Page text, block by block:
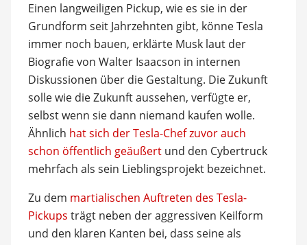
Einen langweiligen Pickup, wie es sie in der
Grundform seit Jahrzehnten gibt, könne Tesla
immer noch bauen, erklärte Musk laut der
Biografie von Walter Isaacson in internen
Diskussionen über die Gestaltung. Die Zukunft
solle wie die Zukunft aussehen, verfügte er,
selbst wenn sie dann niemand kaufen wolle.
Ähnlich hat sich der Tesla-Chef zuvor auch
schon öffentlich geäußertund den Cybertruck
mehrfach als sein Lieblingsprojekt bezeichnet.
Zu dem martialischen Auftreten des Tesla-
Pickups trägt neben der aggressiven Keilform
und den klaren Kanten bei, dass seine als